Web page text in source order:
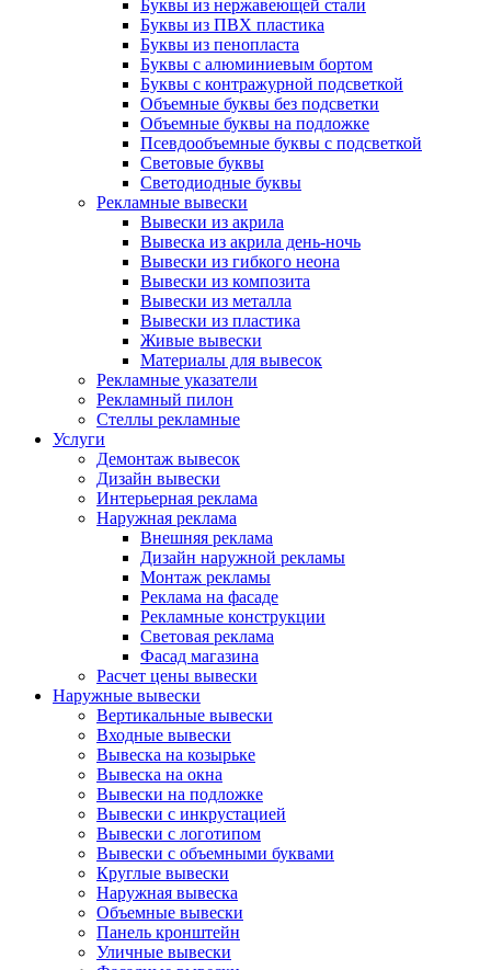
Буквы из нержавеющей стали
Буквы из ПВХ пластика
Буквы из пенопласта
Буквы с алюминиевым бортом
Буквы с контражурной подсветкой
Объемные буквы без подсветки
Объемные буквы на подложке
Псевдообъемные буквы с подсветкой
Световые буквы
Светодиодные буквы
Рекламные вывески
Вывески из акрила
Вывеска из акрила день-ночь
Вывески из гибкого неона
Вывески из композита
Вывески из металла
Вывески из пластика
Живые вывески
Материалы для вывесок
Рекламные указатели
Рекламный пилон
Стеллы рекламные
Услуги
Демонтаж вывесок
Дизайн вывески
Интерьерная реклама
Наружная реклама
Внешняя реклама
Дизайн наружной рекламы
Монтаж рекламы
Реклама на фасаде
Рекламные конструкции
Световая реклама
Фасад магазина
Расчет цены вывески
Наружные вывески
Вертикальные вывески
Входные вывески
Вывеска на козырьке
Вывеска на окна
Вывески на подложке
Вывески с инкрустацией
Вывески с логотипом
Вывески с объемными буквами
Круглые вывески
Наружная вывеска
Объемные вывески
Панель кронштейн
Уличные вывески